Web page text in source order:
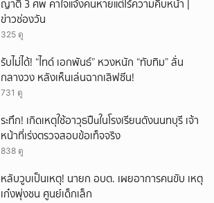
ญาติ 3 ศพ คาใจแจ้งคนหายแต่ไร้ความคืบหน้า |
ข่าวช่องวัน
325 ดู
รับไม่ได้! “ไทด์ เอกพันธ์” หวงหนัก “ทับทิม” ลั่น
กลางวง หลังเห็นเล่นฉากเลิฟซีน!
731 ดู
ระทึก! เกิดเหตุใช้อาวุธปืuในโรงเรียนดังนนทบุรี เจ้า
หน้าที่เร่งตรวจสอบข้อเท็จจริง
838 ดู
หลับวูบเป็นเหตุ! นายก อบต. เผยอาการคนขับ เหตุ
เก๋งพุ่งชน ศูนย์เด็กเล็ก